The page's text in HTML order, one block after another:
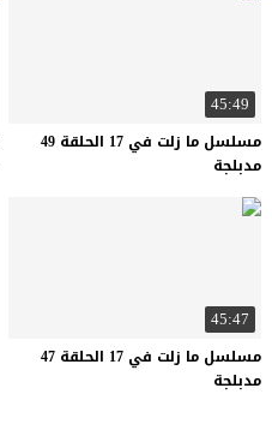
45:49
مسلسل ما زلت في 17 الحلقة 49
مدبلجة
45:47
مسلسل ما زلت في 17 الحلقة 47
مدبلجة